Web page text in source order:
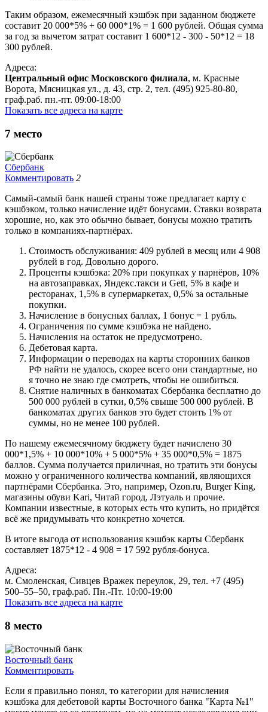
Таким образом, ежемесячный кэшбэк при заданном бюджете
составит 20 000*5% + 60 000*1% = 1 600 рублей. Общая сумма
за год за вычетом затрат составит 1 600*12 - 300 - 50*12 = 18
300 рублей.
Адреса:
Центральный офис Московского филиала, м. Красные
Ворота, Мясницкая ул., д. 43, стр. 2, тел. (495) 925-80-80,
граф.раб. пн.-пт. 09:00-18:00
Показать все адреса на карте
7 место
Сбербанк
Комментировать 2
Самый-самый банк нашей страны тоже предлагает карту с
кэшбэком, только начисление идёт бонусами. Ставки возврата
хорошие, но, как это обычно бывает, бонусы можно тратить
только в компаниях-партнёрах.
Стоимость обслуживания: 409 рублей в месяц или 4 908
рублей в год. Довольно дорого.
Проценты кэшбэка: 20% при покупках у парнёров, 10%
на автозаправках, Яндекс.такси и Gett, 5% в кафе и
ресторанах, 1,5% в супермаркетах, 0,5% за остальные
покупки.
Начисление в бонусных баллах, 1 бонус = 1 рубль.
Ограничения по сумме кэшбэка не найдено.
Начисления на остаток не предусмотрено.
Дебетовая карта.
Информации о переводах на карты сторонних банков
РФ найти не удалось, скорее всего они стандартные, но
я точно не знаю где смотреть, чтобы не ошибиться.
Снятие наличных в банкоматах Сбербанка бесплатно до
500 000 рублей в сутки, 0,5% свыше 500 000 рублей. В
банкоматах других банков это будет стоить 1% от
суммы, но не менее 100 рублей.
По нашему ежемесячному бюджету будет начислено 30
000*1,5% + 10 000*10% + 5 000*5% + 35 000*0,5% = 1875
баллов. Сумма получается приличная, но тратить эти бонусы
можно у ограниченного количества компаний, являющихся
партнёрами Сбербанка. Это, например, Ozon.ru, Burger King,
магазины обуви Kari, Читай город, Лэтуаль и прочие.
Компании известные, в которых есть что купить, но придётся
всё же придумывать что конкретно хочется.
В итоге выгода от использования кэшбэк карты Сбербанк
составляет 1875*12 - 4 908 = 17 592 рубля-бонуса.
Адреса:
м. Смоленская, Сивцев Вражек переулок, 29, тел. +7 (495)
500‒55‒50, граф.раб. Пн.-Пт. 10:00-19:00
Показать все адреса на карте
8 место
Восточный банк
Комментировать
Если я правильно понял, то категории для начисления
кэшбэка для дебетовой карты Восточного банка "Карта №1"